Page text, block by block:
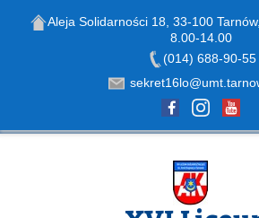
Aleja Solidarności 18, 33-100
8.00-14.00
(014) 688-90-55
Skip